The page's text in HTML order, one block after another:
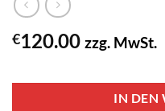
€120.00 zzg. MwSt.
IN DEN